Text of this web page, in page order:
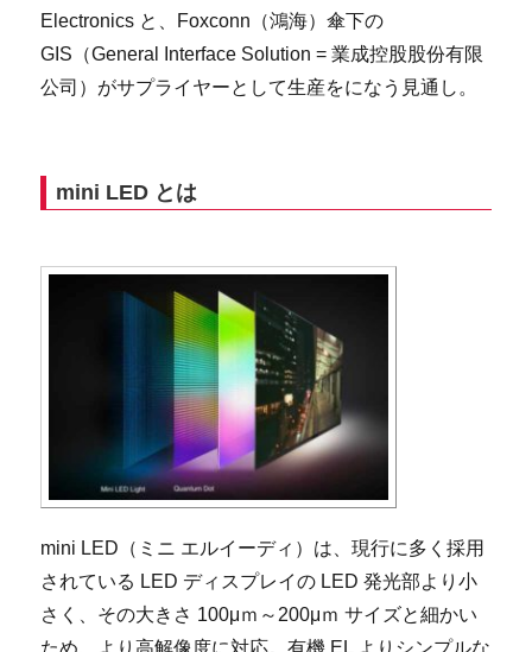
Electronics と、Foxconn（鴻海）傘下の
GIS（General Interface Solution = 業成控股股份有限
公司）がサプライヤーとして生産をになう見通し。
mini LED とは
mini LED（ミニ エルイーディ）は、現行に多く採用
されている LED ディスプレイの LED 発光部より小
さく、その大きさ 100μｍ～200μｍ サイズと細かい